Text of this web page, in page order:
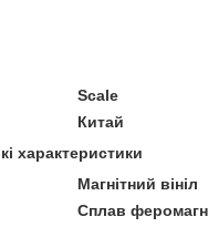
Scale
Китай
характеристики
Магнітний вініл
Сплав